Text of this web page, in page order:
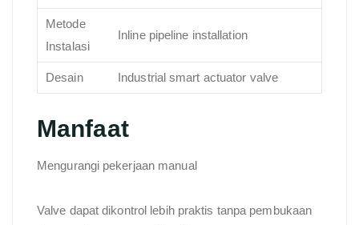
Metode
Instalasi
Inline pipeline installation
Desain Industrial smart actuator valve
Manfaat
Mengurangi pekerjaan manual
Valve dapat dikontrol lebih praktis tanpa pembukaan